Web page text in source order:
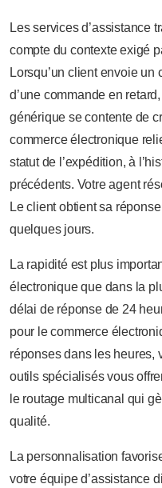
Les services d’assistance
compte du contexte exigé
Lorsqu’un client envoie
d’une commande en
générique se contente de
commerce électronique
statut de l’expédition, à
précédents. Votre agent
Le client obtient sa
quelques jours.
La rapidité est plus
électronique que dans la
délai de réponse de 24
pour le commerce
réponses dans les heures,
outils spécialisés vous
le routage multicanal qui
qualité.
La personnalisation
votre équipe d’assistance